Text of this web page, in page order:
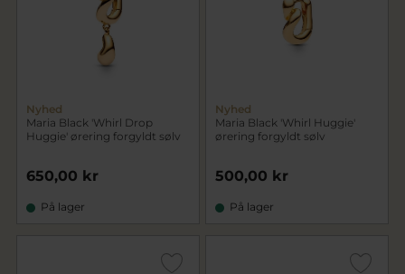
Nyhed
Maria Black 'Whirl Drop
Huggie' ørering forgyldt sølv
650,00 kr
På lager
Nyhed
Maria Black 'Whirl Huggie'
ørering forgyldt sølv
500,00 kr
På lager